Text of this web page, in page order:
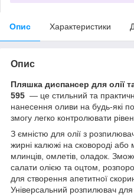
Опис Характеристики
Опис
Пляшка диспансер для олії
595 — це стильний та
нанесення оливи на будь-які
змогу легко контролювати
З ємністю для олії з
жирні калюжі на сковороді або
млинців, омлетів, оладок.
салати олією та оцтом,
для створення апетитної
Універсальний розпилювач для